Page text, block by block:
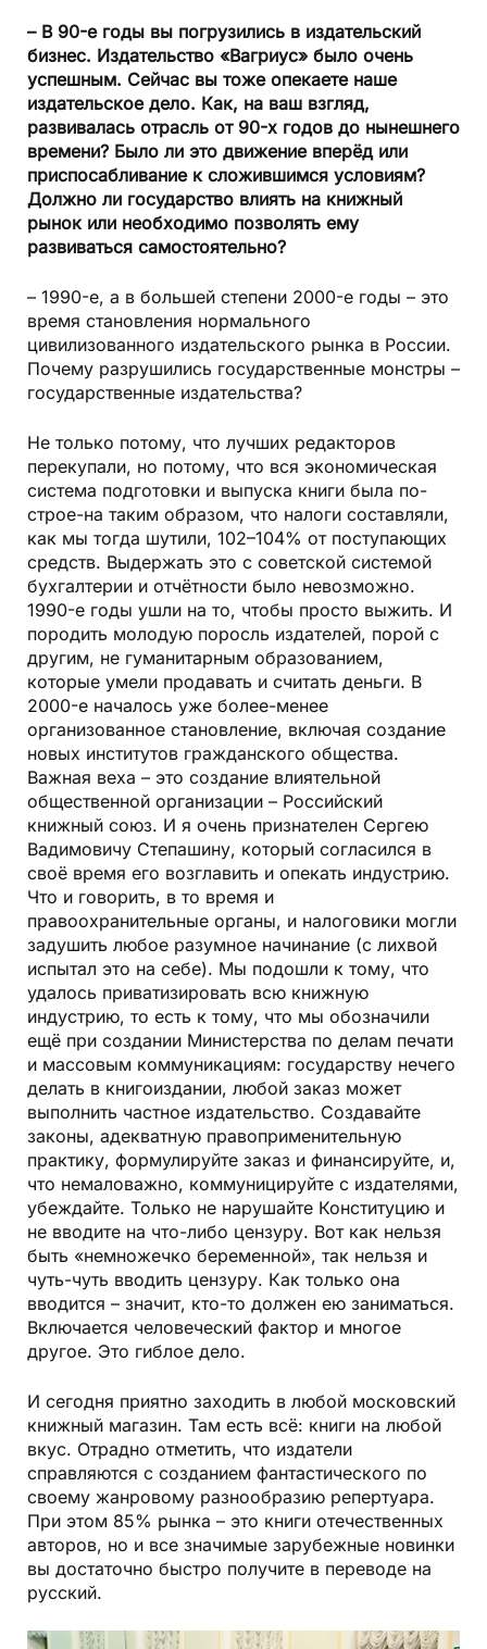
– В 90-е годы вы погрузились в издательский
бизнес. Издательство «Вагриус» было очень
успешным. Сейчас вы тоже опекаете наше
издательское дело. Как, на ваш взгляд,
развивалась отрасль от 90-х годов до нынешнего
времени? Было ли это движение вперёд или
приспосабливание к сложившимся условиям?
Должно ли государство влиять на книжный
рынок или необходимо позволять ему
развиваться самостоятельно?
– 1990-е, а в большей степени 2000-е годы – это
время становления нормального
цивилизованного издательского рынка в России.
Почему разрушились государственные монстры –
государственные издательства?
Не только потому, что лучших редакторов
перекупали, но потому, что вся экономическая
система подготовки и выпуска книги была по-
строе-на таким образом, что налоги составляли,
как мы тогда шутили, 102–104% от поступающих
средств. Выдержать это с советской системой
бухгалтерии и отчётности было невозможно.
1990-е годы ушли на то, чтобы просто выжить. И
породить молодую поросль издателей, порой с
другим, не гуманитарным образованием,
которые умели продавать и считать деньги. В
2000-е началось уже более-менее
организованное становление, включая создание
новых институтов гражданского общества.
Важная веха – это создание влиятельной
общественной организации – Российский
книжный союз. И я очень признателен Сергею
Вадимовичу Степашину, который согласился в
своё время его возглавить и опекать индустрию.
Что и говорить, в то время и
правоохранительные органы, и налоговики могли
задушить любое разумное начинание (с лихвой
испытал это на себе). Мы подошли к тому, что
удалось приватизировать всю книжную
индустрию, то есть к тому, что мы обозначили
ещё при создании Министерства по делам печати
и массовым коммуникациям: государству нечего
делать в книгоиздании, любой заказ может
выполнить частное издательство. Создавайте
законы, адекватную правоприменительную
практику, формулируйте заказ и финансируйте, и,
что немаловажно, коммуницируйте с издателями,
убеждайте. Только не нарушайте Конституцию и
не вводите на что-либо цензуру. Вот как нельзя
быть «немножечко беременной», так нельзя и
чуть-чуть вводить цензуру. Как только она
вводится – значит, кто-то должен ею заниматься.
Включается человеческий фактор и многое
другое. Это гиблое дело.
И сегодня приятно заходить в любой московский
книжный магазин. Там есть всё: книги на любой
вкус. Отрадно отметить, что издатели
справляются с созданием фантастического по
своему жанровому разнообразию репертуара.
При этом 85% рынка – это книги отечественных
авторов, но и все значимые зарубежные новинки
вы достаточно быстро получите в переводе на
русский.